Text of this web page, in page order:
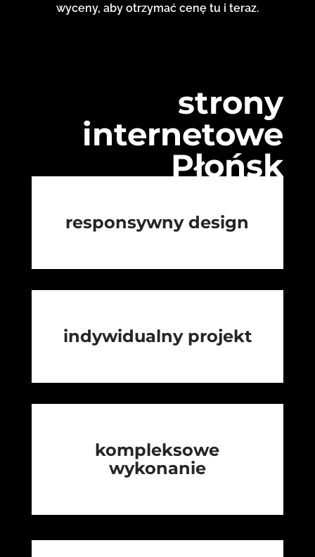
wyceny, aby otrzymać cenę tu i teraz.
strony
internetowe
Płońsk
responsywny design
indywidualny projekt
kompleksowe
wykonanie